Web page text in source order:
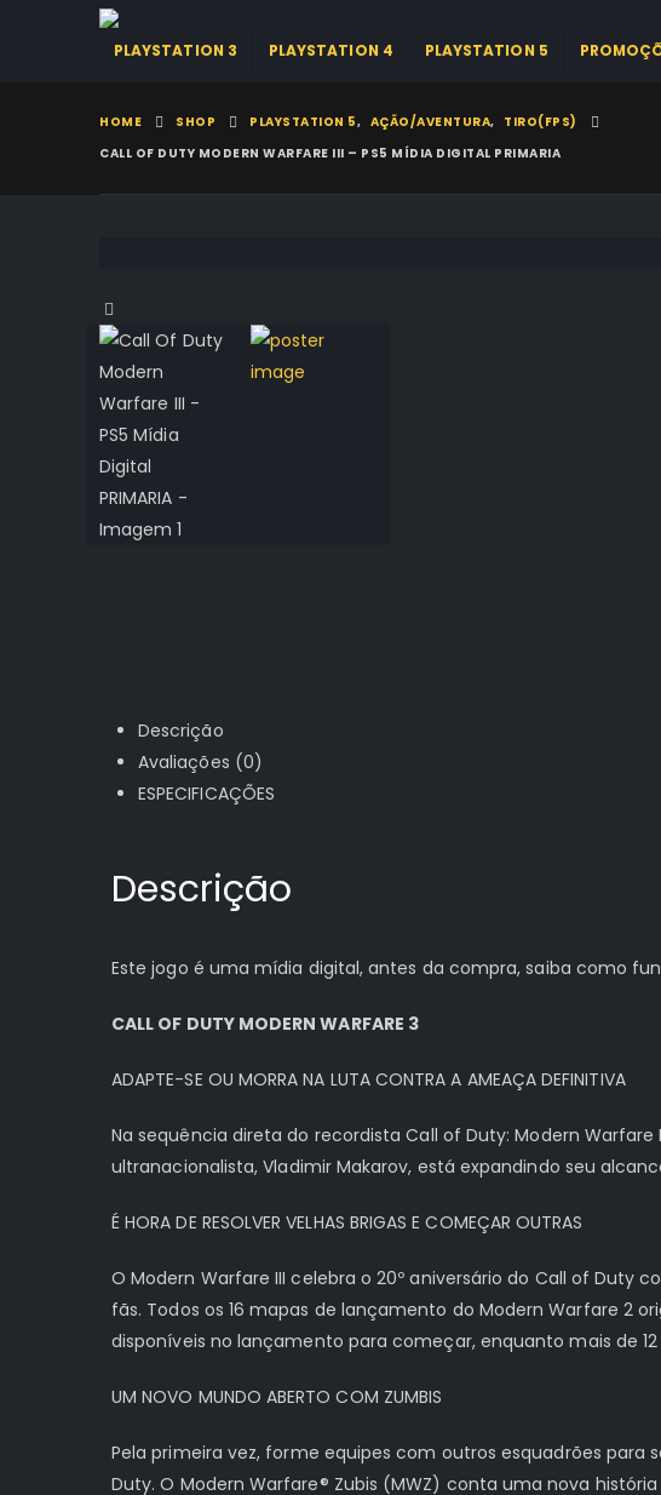
PLAYSTATION 3 PLAYSTATION 4 PLAYSTATION 5
HOME SHOP PLAYSTATION 5, AÇÃO/AVENTURA, TIRO(FPS)
CALL OF DUTY MODERN WARFARE III – PS5 MÍDIA DIGITAL PRIMARIA
Descrição
Avaliações (0)
ESPECIFICAÇÕES
Descrição
Este jogo é uma mídia digital, antes da compra, saiba como
CALL OF DUTY MODERN WARFARE 3
ADAPTE-SE OU MORRA NA LUTA CONTRA A AMEAÇA DEFINITIVA
Na sequência direta do recordista Call of Duty: Modern
ultranacionalista, Vladimir Makarov, está expandindo seu
É HORA DE RESOLVER VELHAS BRIGAS E COMEÇAR OUTRAS
O Modern Warfare III celebra o 20º aniversário do Call of
fãs. Todos os 16 mapas de lançamento do Modern Warfare 2
disponíveis no lançamento para começar, enquanto mais de
UM NOVO MUNDO ABERTO COM ZUMBIS
Pela primeira vez, forme equipes com outros esquadrões
Duty. O Modern Warfare® Zubis (MWZ) conta uma nova